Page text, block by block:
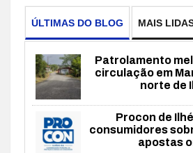
ÚLTIMAS DO BLOG MAIS
Patrolamento
circulação em
norte de
Procon de
consumidores
apostas